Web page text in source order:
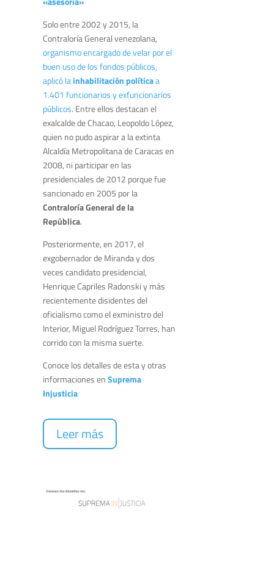
Solo entre 2002 y 2015, la
Contraloría General venezolana,
organismo encargado de velar por el
buen uso de los fondos públicos,
aplicó lainhabilitación políticaa
1.401 funcionarios y exfuncionarios
públicos. Entre ellos destacan el
exalcalde de Chacao, Leopoldo López,
quien no pudo aspirar a la extinta
Alcaldía Metropolitana de Caracas en
2008, ni participar en las
presidenciales de 2012 porque fue
sancionado en 2005 por la
Contraloría General de la
República.
Posteriormente, en 2017, el
exgobernador de Miranda y dos
veces candidato presidencial,
Henrique Capriles Radonski y más
recientemente disidentes del
oficialismo como el exministro del
Interior, Miguel Rodríguez Torres, han
corrido con la misma suerte.
Conoce los detalles de esta y otras
informaciones enSuprema
Injusticia
Leer más